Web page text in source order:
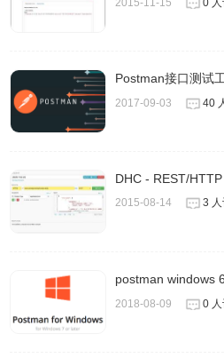
做客户端的同事展示不同情况下
选择HTTP Method的地方，各种
请求URL，两层大括号表示这是
位置选择当前的environment，环
点击可以设置URL参数的key和
点击发送请求
点击保存请求到Collection，如果
设置鉴权参数，可以用OAuth之类
自定义HTTP Header，有些因为
需要另外装一个插件Interceptor
2015-11-15 0
Postman接口测试
2017-09-03 40
DHC - REST/
2015-08-14 3
postman windows
2018-08-09 0